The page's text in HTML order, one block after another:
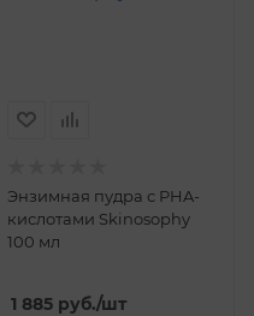
Энзимная пудра с PHA-
кислотами Skinosophy
100 мл
1 885руб./шт